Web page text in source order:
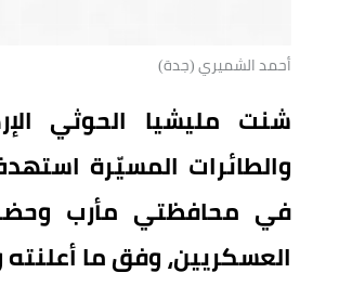
أحمد الشميري (جدة)
شنت مليشيا الحوثي
والطائرات المسيّرة
في محافظتي مأرب
العسكريين، وفق ما أعلنته